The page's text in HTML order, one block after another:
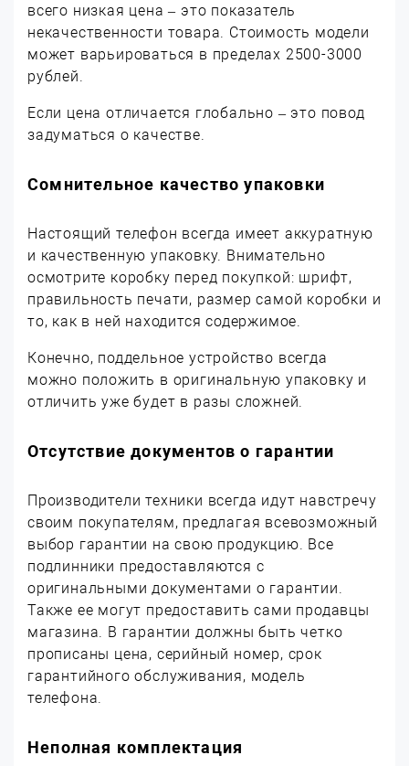
всего низкая цена – это показатель
некачественности товара. Стоимость модели
может варьироваться в пределах 2500-3000
рублей.
Если цена отличается глобально – это повод
задуматься о качестве.
Сомнительное качество упаковки
Настоящий телефон всегда имеет аккуратную
и качественную упаковку. Внимательно
осмотрите коробку перед покупкой: шрифт,
правильность печати, размер самой коробки и
то, как в ней находится содержимое.
Конечно, поддельное устройство всегда
можно положить в оригинальную упаковку и
отличить уже будет в разы сложней.
Отсутствие документов о гарантии
Производители техники всегда идут навстречу
своим покупателям, предлагая всевозможный
выбор гарантии на свою продукцию. Все
подлинники предоставляются с
оригинальными документами о гарантии.
Также ее могут предоставить сами продавцы
магазина. В гарантии должны быть четко
прописаны цена, серийный номер, срок
гарантийного обслуживания, модель
телефона.
Неполная комплектация